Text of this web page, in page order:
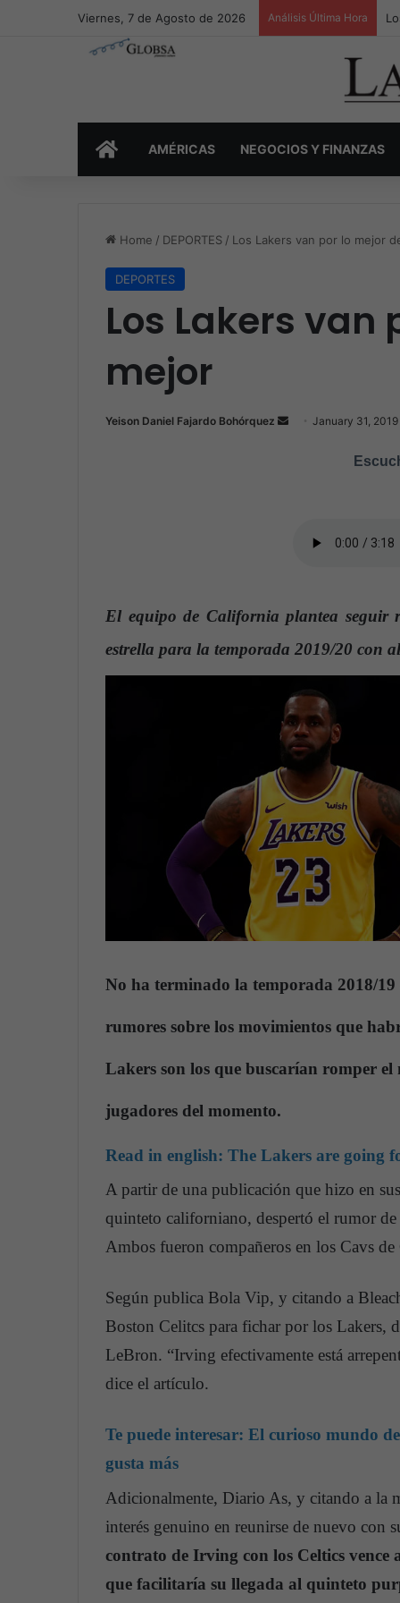
Viernes, 7 de Agosto de 2026 Análisis Última Hora
INICIOAMÉRICAS NEGOCIOS Y FINANZAS
Home / DEPORTES / Los Lakers van por lo mejor
DEPORTES
Los Lakers van
mejor
Yeison Daniel Fajardo Bohórquez
i
January 31, 2019
El equipo de California plantea seguir
estrella para la temporada 2019/20 con
No ha terminado la temporada 2018/
rumores sobre los movimientos que
Lakers son los que buscarían romper el
jugadores del momento.
Read in english: The Lakers are going
A partir de una publicación que hizo en
quinteto californiano, despertó el rumor
Ambos fueron compañeros en los Cavs
Según publica Bola Vip, y citando a
Boston Celitcs para fichar por los Lakers,
LeBron. “Irving efectivamente está
dice el artículo.
Te puede interesar: El curioso mundo
gusta más
Adicionalmente, Diario As, y citando a la
interés genuino en reunirse de nuevo con
contrato de Irving con los Celtics vence
que facilitaría su llegada al quinteto